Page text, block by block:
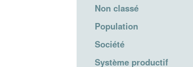
Non classé
Population
Société
Système productif